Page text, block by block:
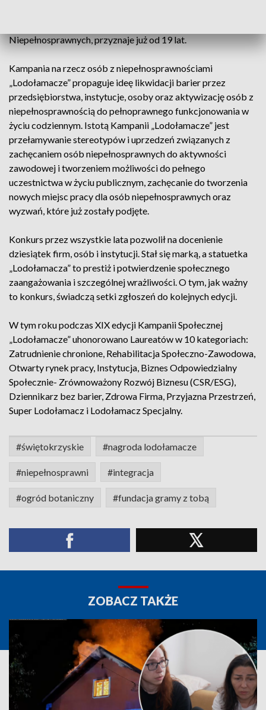
Niepełnosprawnych, przyznaje już od 19 lat.
Kampania na rzecz osób z niepełnosprawnościami
„Lodołamacze” propaguje ideę likwidacji barier przez
przedsiębiorstwa, instytucje, osoby oraz aktywizację osób z
niepełnosprawnością do pełnoprawnego funkcjonowania w
życiu codziennym. Istotą Kampanii „Lodołamacze” jest
przełamywanie stereotypów i uprzedzeń związanych z
zachęcaniem osób niepełnosprawnych do aktywności
zawodowej i tworzeniem możliwości do pełnego
uczestnictwa w życiu publicznym, zachęcanie do tworzenia
nowych miejsc pracy dla osób niepełnosprawnych oraz
wyzwań, które już zostały podjęte.
Konkurs przez wszystkie lata pozwolił na docenienie
dziesiątek firm, osób i instytucji. Stał się marką, a statuetka
„Lodołamacza” to prestiż i potwierdzenie społecznego
zaangażowania i szczególnej wrażliwości. O tym, jak ważny
to konkurs, świadczą setki zgłoszeń do kolejnych edycji.
W tym roku podczas XIX edycji Kampanii Społecznej
„Lodołamacze” uhonorowano Laureatów w 10 kategoriach:
Zatrudnienie chronione, Rehabilitacja Społeczno-Zawodowa,
Otwarty rynek pracy, Instytucja, Biznes Odpowiedzialny
Społecznie- Zrównoważony Rozwój Biznesu (CSR/ESG),
Dziennikarz bez barier, Zdrowa Firma, Przyjazna Przestrzeń,
Super Lodołamacz i Lodołamacz Specjalny.
#świętokrzyskie #nagroda lodołamacze
#niepełnosprawni #integracja
#ogród botaniczny #fundacja gramy z tobą
ZOBACZ TAKŻE